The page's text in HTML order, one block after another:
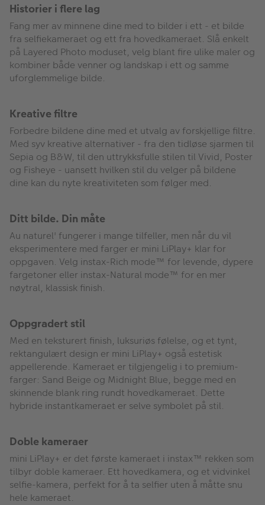
Historier i flere lag
Fang mer av minnene dine med to bilder i ett - et bilde
fra selfiekameraet og ett fra hovedkameraet. Slå enkelt
på Layered Photo moduset, velg blant fire ulike maler og
kombiner både venner og landskap i ett og samme
uforglemmelige bilde.
Kreative filtre
Forbedre bildene dine med et utvalg av forskjellige filtre.
Med syv kreative alternativer - fra den tidløse sjarmen til
Sepia og B&W, til den uttrykksfulle stilen til Vivid, Poster
og Fisheye - uansett hvilken stil du velger på bildene
dine kan du nyte kreativiteten som følger med.
Ditt bilde. Din måte
Au naturel' fungerer i mange tilfeller, men når du vil
eksperimentere med farger er mini LiPlay+ klar for
oppgaven. Velg instax-Rich mode™ for levende, dypere
fargetoner eller instax-Natural mode™ for en mer
nøytral, klassisk finish.
Oppgradert stil
Med en teksturert finish, luksuriøs følelse, og et tynt,
rektangulært design er mini LiPlay+ også estetisk
appellerende. Kameraet er tilgjengelig i to premium-
farger: Sand Beige og Midnight Blue, begge med en
skinnende blank ring rundt hovedkameraet. Dette
hybride instantkameraet er selve symbolet på stil.
Doble kameraer
mini LiPlay+ er det første kameraet i instax™ rekken som
tilbyr doble kameraer. Ett hovedkamera, og et vidvinkel
selfie-kamera, perfekt for å ta selfier uten å måtte snu
hele kameraet.